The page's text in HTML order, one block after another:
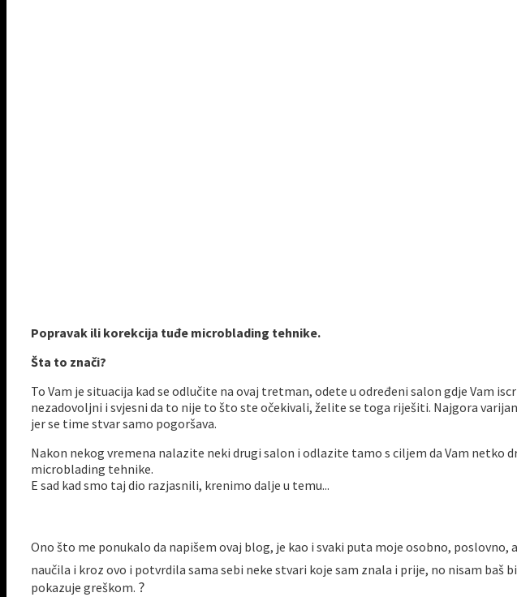
Popravak ili korekcija tuđe microblading tehnike.
Šta to znači?
To Vam je situacija kad se odlučite na ovaj tretman, odete u određeni salon gdje Vam
nezadovoljni i svjesni da to nije to što ste očekivali, želite se toga riješiti. Najgora
jer se time stvar samo pogoršava.
Nakon nekog vremena nalazite neki drugi salon i odlazite tamo s ciljem da Vam netko
microblading tehnike.
E sad kad smo taj dio razjasnili, krenimo dalje u temu...
Ono što me ponukalo da napišem ovaj blog, je kao i svaki puta moje osobno, poslovno,
naučila i kroz ovo i potvrdila sama sebi neke stvari koje sam znala i prije, no nisam baš
pokazuje greškom. ?